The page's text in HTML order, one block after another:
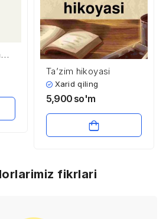
Ta’zim hikoyasi
Xarid qiling
5,900 so'm
fikrlari